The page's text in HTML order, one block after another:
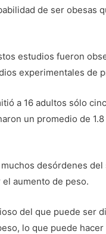
de ser obesas
estudios fueron
experimentales de
a 16 adultos sólo
un promedio de
desórdenes
aumento de peso.
del que puede ser
lo que puede